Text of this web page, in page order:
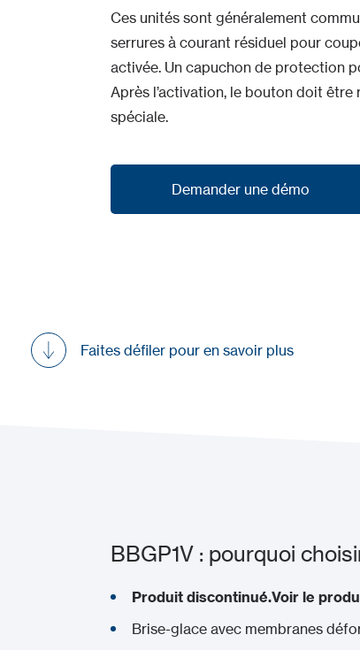
Ces unités sont généralement
serrures à courant résiduel pour
activée. Un capuchon de protection
Après l’activation, le bouton doit être
spéciale.
Demander une démo
Faites défiler pour en savoir plus
BBGP1V : pourquoi
Produit discontinué.Voir le
Brise-glace avec membranes